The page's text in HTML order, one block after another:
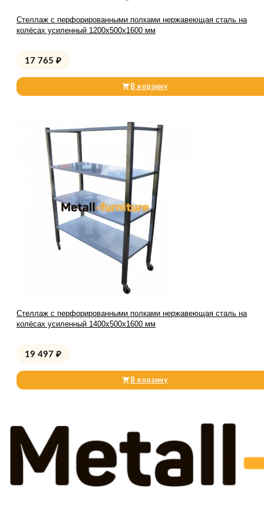
Стеллаж с перфорированными полками нержавеющая сталь на
колёсах усиленный 1200х500х1600 мм
17 765 ₽
В корзину
Стеллаж с перфорированными полками нержавеющая сталь на
колёсах усиленный 1400х500х1600 мм
19 497 ₽
В корзину